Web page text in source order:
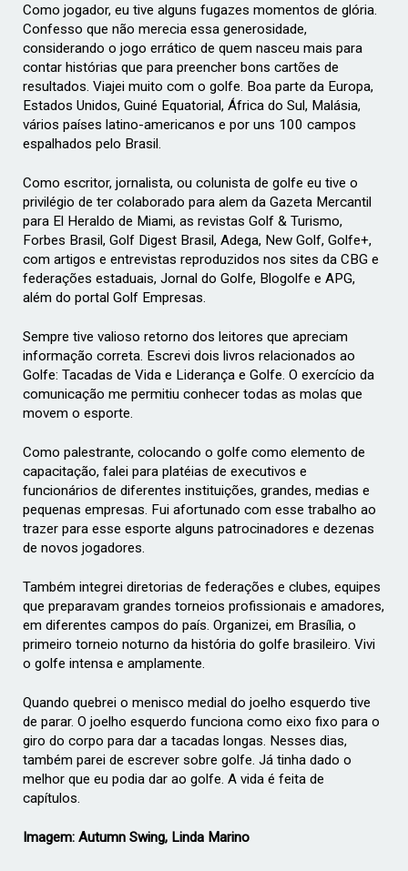
Como jogador, eu tive alguns fugazes momentos de glória.
Confesso que não merecia essa generosidade,
considerando o jogo errático de quem nasceu mais para
contar histórias que para preencher bons cartões de
resultados. Viajei muito com o golfe. Boa parte da Europa,
Estados Unidos, Guiné Equatorial, África do Sul, Malásia,
vários países latino-americanos e por uns 100 campos
espalhados pelo Brasil.
Como escritor, jornalista, ou colunista de golfe eu tive o
privilégio de ter colaborado para alem da Gazeta Mercantil
para El Heraldo de Miami, as revistas Golf & Turismo,
Forbes Brasil, Golf Digest Brasil, Adega, New Golf, Golfe+,
com artigos e entrevistas reproduzidos nos sites da CBG e
federações estaduais, Jornal do Golfe, Blogolfe e APG,
além do portal Golf Empresas.
Sempre tive valioso retorno dos leitores que apreciam
informação correta. Escrevi dois livros relacionados ao
Golfe: Tacadas de Vida e Liderança e Golfe. O exercício da
comunicação me permitiu conhecer todas as molas que
movem o esporte.
Como palestrante, colocando o golfe como elemento de
capacitação, falei para platéias de executivos e
funcionários de diferentes instituições, grandes, medias e
pequenas empresas. Fui afortunado com esse trabalho ao
trazer para esse esporte alguns patrocinadores e dezenas
de novos jogadores.
Também integrei diretorias de federações e clubes, equipes
que preparavam grandes torneios profissionais e amadores,
em diferentes campos do país. Organizei, em Brasília, o
primeiro torneio noturno da história do golfe brasileiro. Vivi
o golfe intensa e amplamente.
Quando quebrei o menisco medial do joelho esquerdo tive
de parar. O joelho esquerdo funciona como eixo fixo para o
giro do corpo para dar a tacadas longas. Nesses dias,
também parei de escrever sobre golfe. Já tinha dado o
melhor que eu podia dar ao golfe. A vida é feita de
capítulos.
Imagem: Autumn Swing, Linda Marino